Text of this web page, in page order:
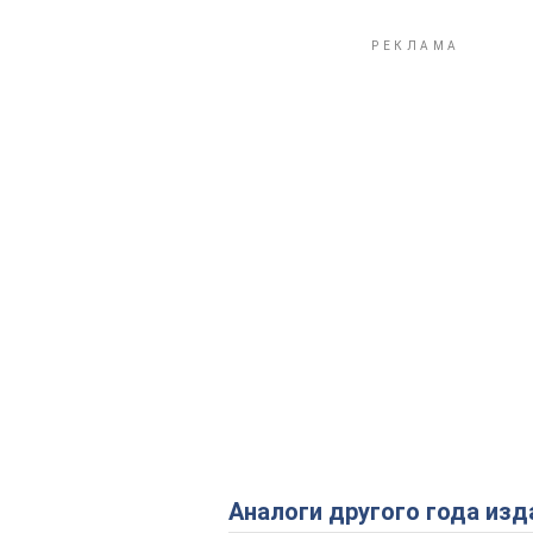
Аналоги другого года